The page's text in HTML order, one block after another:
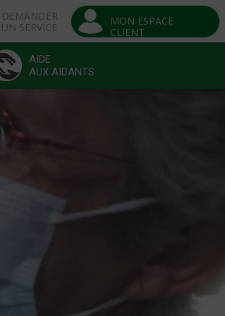
DEMANDER
UN SERVICE
MON ESPACE
CLIENT
AIDE
AUX AIDANTS